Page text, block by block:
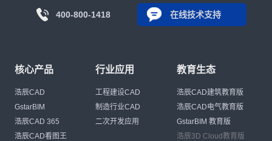
400-800-1418 在线技术支持
核心产品
浩辰CAD
GstarBIM
浩辰CAD 365
浩辰CAD看图王
行业应用
工程建设CAD
制造行业CAD
二次开发应用
教育生态
浩辰CAD建筑教育版
浩辰CAD电气教育版
GstarBIM 教育版
浩辰3D Cloud教育版